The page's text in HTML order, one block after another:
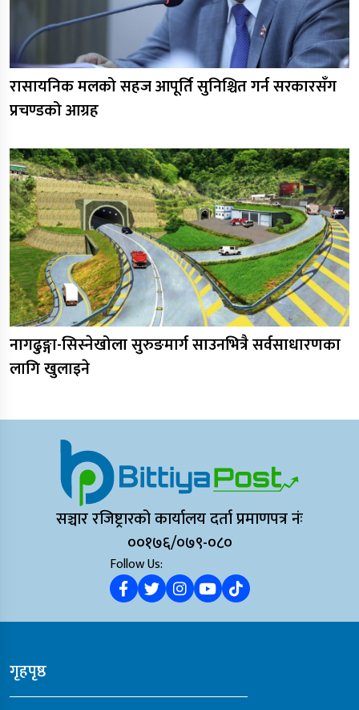
रासायनिक मलको सहज आपूर्ति सुनिश्चित गर्न सरकारसँग
प्रचण्डको आग्रह
नागढुङ्गा-सिस्नेखोला सुरुङमार्ग साउनभित्रै सर्वसाधारणका
लागि खुलाइने
सञ्चार रजिष्ट्रारको कार्यालय दर्ता प्रमाणपत्र नंः
००१७६/०७९-०८०
Follow Us:
गृहपृष्ठ